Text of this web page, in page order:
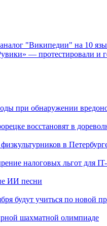
"Википедии" на 10
— протестировали и
при обнаружении
восстановят в
в
налоговых льгот для
ИИ песни
будут учиться по новой
шахматной олимпиаде